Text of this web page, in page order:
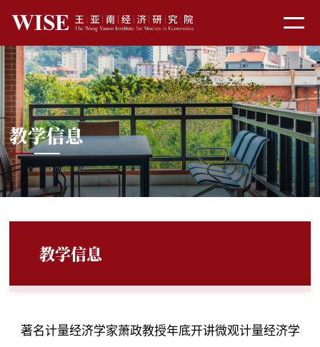
教学信息
教学信息
著名计量经济学家萧政教授年底开讲微观计量经济学